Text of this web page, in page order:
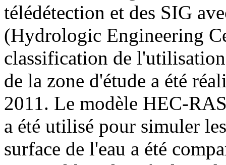
télédétection et des SIG
(Hydrologic Engineering
classification de
de la zone d'étude a été
2011. Le modèle HEC-
a été utilisé pour simuler
surface de l'eau a été